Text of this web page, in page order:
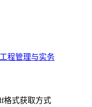
程管理与实务
格式获取方式